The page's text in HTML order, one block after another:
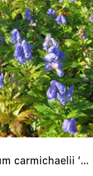
Aconitum carmichaelii ‘Fischeri’